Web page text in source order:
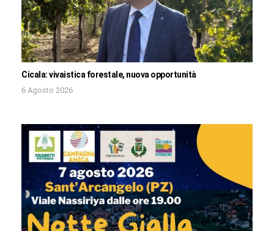
Cicala: vivaistica forestale, nuova opportunità
6 Agosto 2026